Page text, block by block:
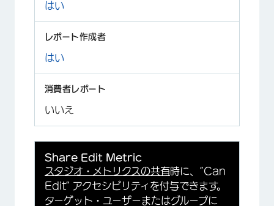
はい
はい
いいえ
Share Edit Metric
スタジオ・メトリクスの共有時に、”Can
Edit” アクセシビリティを付与できます。
ターゲット・ユーザーまたはグループに